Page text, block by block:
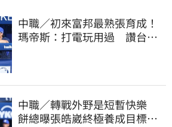
中職／初來富邦最熟張育成！
瑪帝斯：打電玩用過 讚台灣
中職／轉戰外野是短暫快樂
餅總曝張皓崴終極養成目標：